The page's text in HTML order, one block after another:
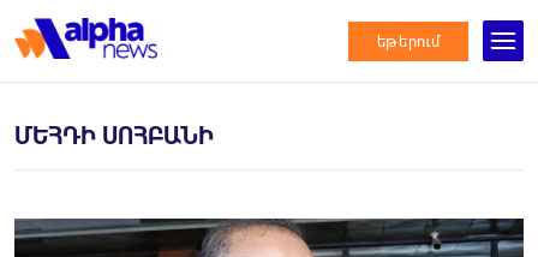
եթերում
ՄԵՀԴԻ ՍՈՀԲԱՆԻ